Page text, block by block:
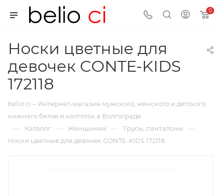
0
Носки цветные для
девочек CONTE-KIDS
172118
belio ci – Интернет-магазин мужского, женского и детского
нижнего белья и колготок в Волгограде
— Каталог — Женщинам — Трусы, панталоны —
Носки цветные для девочек CONTE-KIDS 172118